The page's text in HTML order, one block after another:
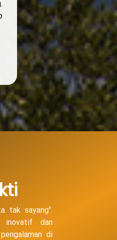
tak sayang".
inovatif dan
di